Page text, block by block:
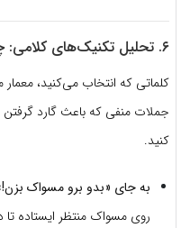
۶. تحلیل تکنیک‌های کلامی: چطور با کودک صحبت کنیم؟
کلماتی که انتخاب می‌کنید،
جملات منفی که باعث گارد
کنید.
به جای «بدو برو مسواک
روی مسواک منتظر ایستاده تا